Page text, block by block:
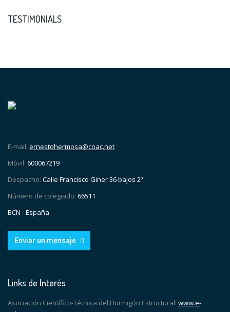
TESTIMONIALS
E-mail: ernestohermosa@coac.net
Móvil: 600067219
Despacho: Calle Francisco Giner 36 bajos 2º
Número de colegiado: 66511
BCN - España
Enviar un mensaje
Links de Interés
Asociación Científico-Técnica del Hormigón Estructural: www.e-